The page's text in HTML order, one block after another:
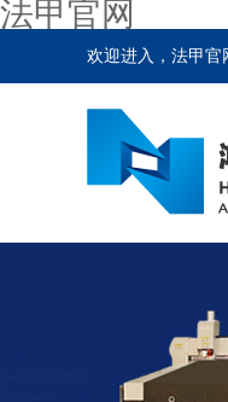
法甲官网
欢迎进入，法甲官